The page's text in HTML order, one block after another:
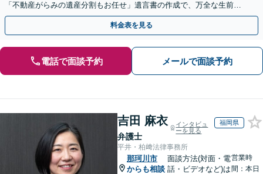
「不動産がらみの遺産分割もお任せ」遺言書の作成で、万全な生前対
策をおこないましょう【夜間・休日面談可】
料金表を見る
電話で面談予約 メールで面談予約
吉田 麻衣
弁護士
インタビュ
ーを見る
福岡県
平井・柏﨑法律事務所
那珂川市
からも相談
面談方法(対面・電
話・ビデオなど)は
営業時
間：本日